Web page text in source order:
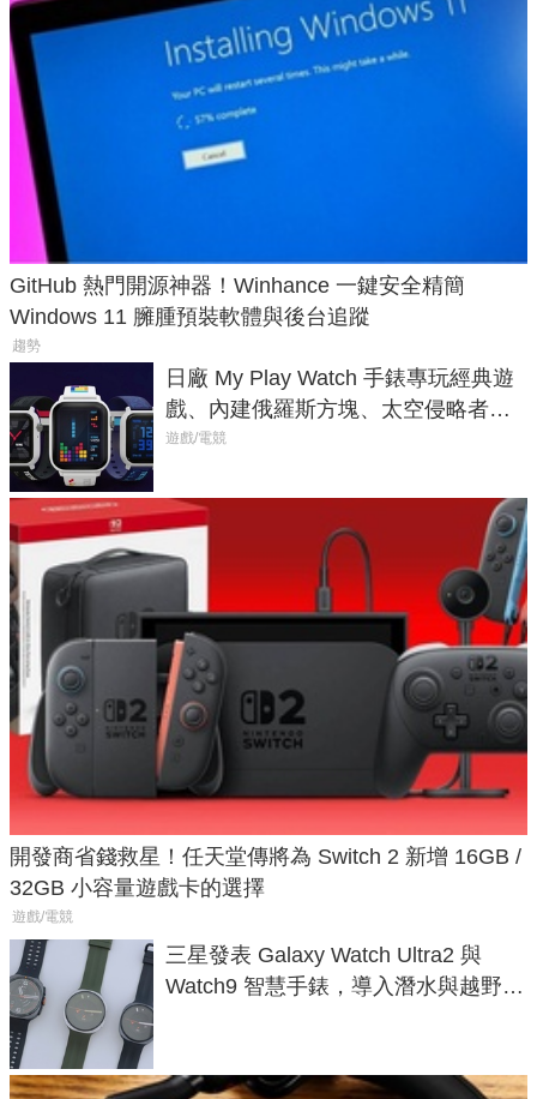
GitHub 熱門開源神器！Winhance 一鍵安全精簡
Windows 11 臃腫預裝軟體與後台追蹤
趨勢
日廠 My Play Watch 手錶專玩經典遊
戲、內建俄羅斯方塊、太空侵略者，
不過竟然不能連手機？
遊戲/電競
開發商省錢救星！任天堂傳將為 Switch 2 新增 16GB /
32GB 小容量遊戲卡的選擇
遊戲/電競
三星發表 Galaxy Watch Ultra2 與
Watch9 智慧手錶，導入潛水與越野跑